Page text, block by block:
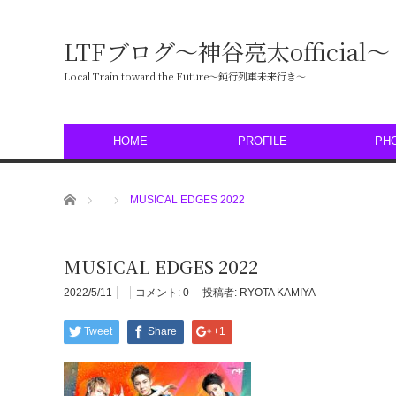
LTFブログ〜神谷亮太official〜
Local Train toward the Future〜鈍行列車未来行き〜
HOME PROFILE
ホーム MUSICAL EDGES 2022
MUSICAL EDGES 2022
2022/5/11 コメント: 0 投稿者: RYOTA KAMIYA
Tweet Share +1